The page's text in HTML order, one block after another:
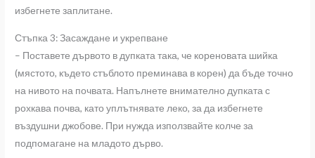
избегнете заплитане.
Стъпка 3: Засаждане и укрепване
– Поставете дървото в дупката така, че кореновата шийка
(мястото, където стъблото преминава в корен) да бъде точно
на нивото на почвата. Напълнете внимателно дупката с
рохкава почва, като уплътнявате леко, за да избегнете
въздушни джобове. При нужда използвайте колче за
подпомагане на младото дърво.